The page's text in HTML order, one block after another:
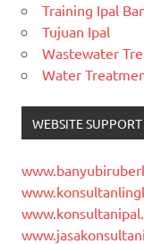
Training Ipal
Tujuan Ipal
Wastewater
Water
WEBSITE SUPPORT